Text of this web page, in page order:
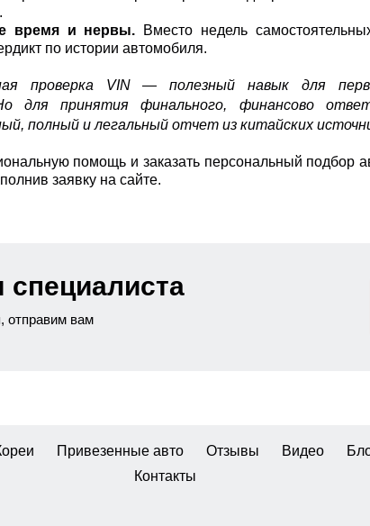
время и нервы.
Вместо недель
по истории автомобиля.
проверка VIN — полезный навык для
для принятия финального, финансово
полный и легальный отчет из китайских
помощь и заказать персональный подбор
заявку на сайте.
специалиста
отправим вам
Привезенные авто Отзывы Видео
Контакты